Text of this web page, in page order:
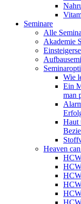
Seminare
Alle
Akademie
Wie
Ein
man
Haut
Heaven